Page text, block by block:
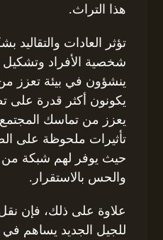
هذا التراث.
تؤثر العادات والتقاليد
شخصية الأفراد وتشكيل
ينشؤون في بيئة تعزز من
يكونون أكثر قدرة على
يعزز من تماسك
تأثيرات ملحوظة على
حيث يوفر لهم شبكة من
والحس بالاستقرار.
علاوة على ذلك، فإن نقل
للجيل الجديد يساهم